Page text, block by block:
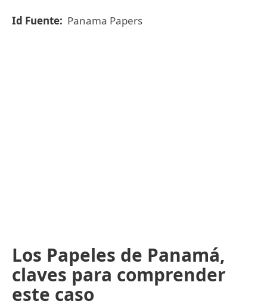
Id Fuente: Panama Papers
Los Papeles de Panamá,
claves para comprender
este caso